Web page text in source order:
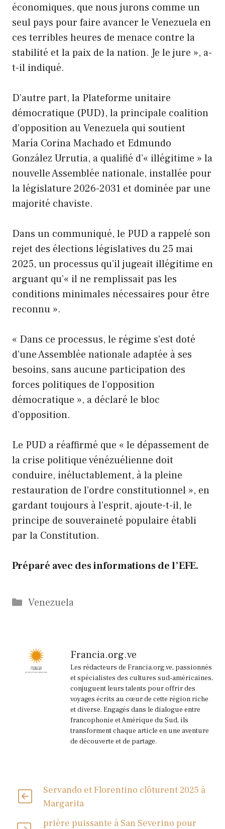
économiques, que nous jurons comme un
seul pays pour faire avancer le Venezuela en
ces terribles heures de menace contre la
stabilité et la paix de la nation. Je le jure », a-
t-il indiqué.
D’autre part, la Plateforme unitaire
démocratique (PUD), la principale coalition
d’opposition au Venezuela qui soutient
María Corina Machado et Edmundo
González Urrutia, a qualifié d’« illégitime » la
nouvelle Assemblée nationale, installée pour
la législature 2026-2031 et dominée par une
majorité chaviste.
Dans un communiqué, le PUD a rappelé son
rejet des élections législatives du 25 mai
2025, un processus qu’il jugeait illégitime en
arguant qu’« il ne remplissait pas les
conditions minimales nécessaires pour être
reconnu ».
« Dans ce processus, le régime s’est doté
d’une Assemblée nationale adaptée à ses
besoins, sans aucune participation des
forces politiques de l’opposition
démocratique », a déclaré le bloc
d’opposition.
Le PUD a réaffirmé que « le dépassement de
la crise politique vénézuélienne doit
conduire, inéluctablement, à la pleine
restauration de l’ordre constitutionnel », en
gardant toujours à l’esprit, ajoute-t-il, le
principe de souveraineté populaire établi
par la Constitution.
Préparé avec des informations de l’EFE.
Catégories
Venezuela
Francia.org.ve
Les rédacteurs de Francia.org.ve, passionnés
et spécialistes des cultures sud-américaines,
conjuguent leurs talents pour offrir des
voyages écrits au cœur de cette région riche
et diverse. Engagés dans le dialogue entre
francophonie et Amérique du Sud, ils
transforment chaque article en une aventure
de découverte et de partage.
Servando et Florentino clôturent 2025 à
Margarita
prière puissante à San Severino pour